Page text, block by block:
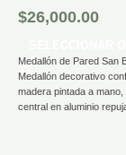
$26,000.00
Medallón de Pared San
Medallón decorativo
madera pintada a mano,
central en aluminio